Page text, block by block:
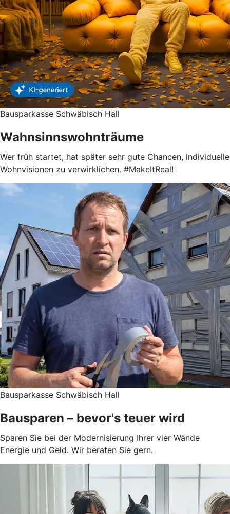
Bausparkasse Schwäbisch Hall
Wahnsinnswohnträume
Wer früh startet, hat später sehr gute Chancen, individuelle
Wohnvisionen zu verwirklichen. #MakeItReal!
Bausparkasse Schwäbisch Hall
Bausparen – bevor's teuer wird
Sparen Sie bei der Modernisierung Ihrer vier Wände
Energie und Geld. Wir beraten Sie gern.